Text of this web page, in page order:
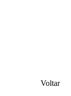
Voltar